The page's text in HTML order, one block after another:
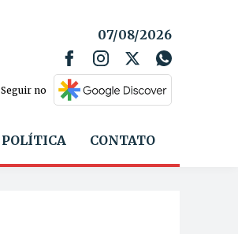
07/08/2026
Seguir no
POLÍTICA CONTATO